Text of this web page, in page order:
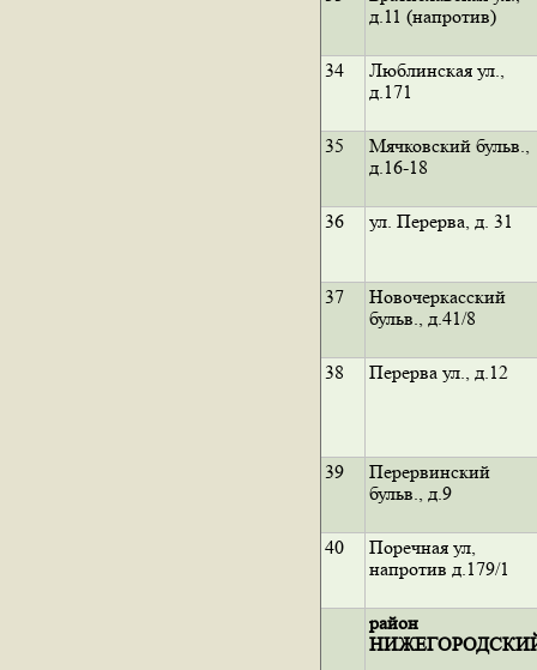
д.11 (напротив)
34
Люблинская ул.,
д.171
35
Мячковский бульв.,
д.16-18
36 ул. Перерва, д. 31
37
Новочеркасский
бульв., д.41/8
38 Перерва ул., д.12
39
Перервинский
бульв., д.9
40
Поречная ул,
напротив д.179/1
район